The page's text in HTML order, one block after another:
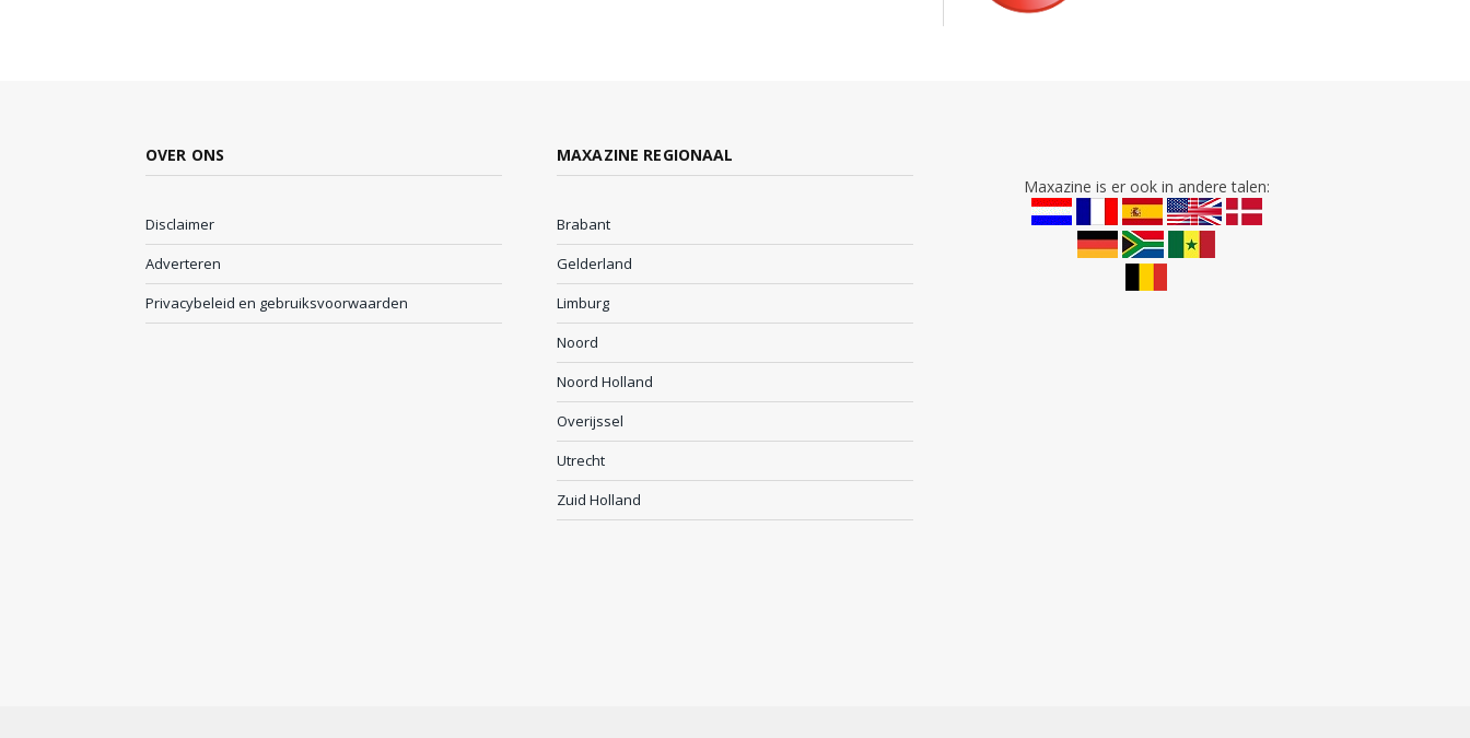
OVER ONS
Disclaimer
Adverteren
Privacybeleid en gebruiksvoorwaarden
MAXAZINE REGIONAAL
Brabant
Gelderland
Limburg
Noord
Noord Holland
Overijssel
Utrecht
Zuid Holland
Maxazine is er ook in andere talen: